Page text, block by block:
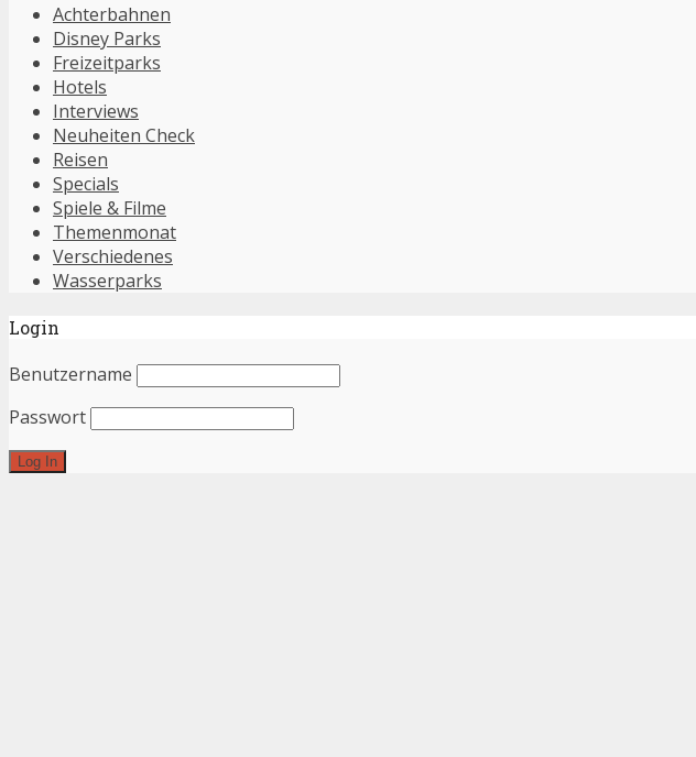
Achterbahnen
Disney Parks
Freizeitparks
Hotels
Interviews
Neuheiten Check
Reisen
Specials
Spiele & Filme
Themenmonat
Verschiedenes
Wasserparks
Login
Benutzername
Passwort